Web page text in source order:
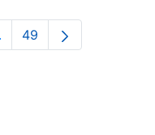
intermedias Use
Página
49